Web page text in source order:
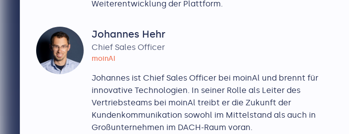
Weiterentwicklung der Plattform.
Johannes Hehr
Chief Sales Officer
moinAI
Johannes ist Chief Sales Officer bei moinAl und brennt für
innovative Technologien. In seiner Rolle als Leiter des
Vertriebsteams bei moinAl treibt er die Zukunft der
Kundenkommunikation sowohl im Mittelstand als auch in
Großunternehmen im DACH-Raum voran.